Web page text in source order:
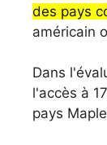
des pays
américain
Dans
l'accès à
pays